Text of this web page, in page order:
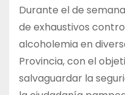
Durante el de
de exhaustivos
alcoholemia en
Provincia, con el
salvaguardar la